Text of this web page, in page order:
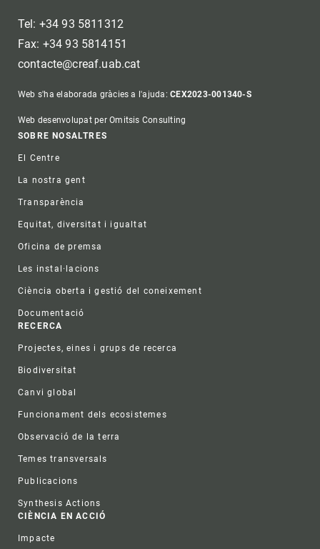
Tel: +34 93 5811312
Fax: +34 93 5814151
contacte@creaf.uab.cat
Web s'ha elaborada gràcies a l'ajuda:CEX2023-001340-S
Web desenvolupat per Omitsis Consulting
Footer
SOBRE NOSALTRES
El Centre
La nostra gent
Transparència
Equitat, diversitat i igualtat
Oficina de premsa
Les instal·lacions
Ciència oberta i gestió del coneixement
Documentació
RECERCA
Projectes, eines i grups de recerca
Biodiversitat
Canvi global
Funcionament dels ecosistemes
Observació de la terra
Temes transversals
Publicacions
Synthesis Actions
CIÈNCIA EN ACCIÓ
Impacte